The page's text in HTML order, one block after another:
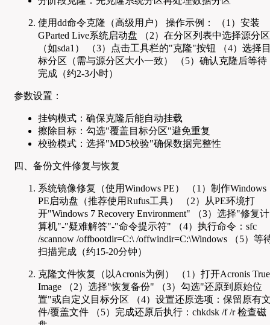
使用dd命令克隆（高级用户） 操作示例： （1）安装
GParted Live系统启动盘 （2）在分区列表中选择源分区
（如sda1） （3）点击工具栏的"克隆"按钮 （4）选择
标分区（需与源分区大小一致） （5）确认克隆后等待
完成（约2-3小时）
参数设置：
挂钩模式：确保克隆后能自动挂载
擦除目标：勾选"覆盖目标分区"避免重复
校验模式：选择"MD5校验"确保数据完整性
四、备份文件修复与恢复
系统镜像修复（使用Windows PE） （1）制作Windows
PE启动盘（推荐使用Rufus工具） （2）从PE环境打
开"Windows 7 Recovery Environment" （3）选择"修复计
算机"-"疑难解答"-"命令提示符" （4）执行命令：sfc
/scannow /offbootdir=C:\ /offwindir=C:\Windows （5）等
扫描完成（约15-20分钟）
克隆文件恢复（以Acronis为例） （1）打开Acronis True
Image （2）选择"恢复备份" （3）勾选"还原到原始位
置"或自定义目标分区 （4）设置还原选项：保留原有
件/覆盖文件 （5）完成还原后执行：chkdsk /f /r 检查磁